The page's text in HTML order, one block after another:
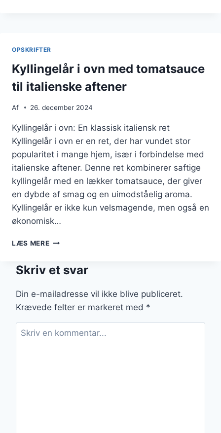
OPSKRIFTER
Kyllingelår i ovn med tomatsauce
til italienske aftener
Af 26. december 2024
Kyllingelår i ovn: En klassisk italiensk ret
Kyllingelår i ovn er en ret, der har vundet stor
popularitet i mange hjem, især i forbindelse med
italienske aftener. Denne ret kombinerer saftige
kyllingelår med en lækker tomatsauce, der giver
en dybde af smag og en uimodståelig aroma.
Kyllingelår er ikke kun velsmagende, men også en
økonomisk…
LÆS MEREKYLLINGELÅR
MED
TIL
ITALIENSKE
AFTENER
Skriv et svar
Din e-mailadresse vil ikke blive publiceret.
Krævede felter er markeret med *